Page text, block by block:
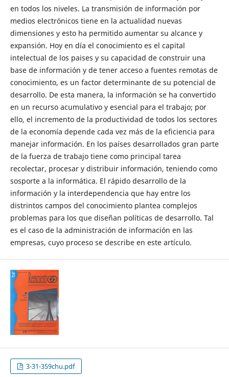
en todos los niveles. La transmisión de información por
medios electrónicos tiene en la actualidad nuevas
dimensiones y esto ha permitido aumentar su alcance y
expansión. Hoy en día el conocimiento es el capital
intelectual de los paises y su capacidad de construir una
base de información y de tener acceso a fuentes remotas de
conocimiento, es un factor determinante de su potencial de
desarrollo. De esta manera, la información se ha convertido
en un recurso acumulativo y esencial para el trabajo; por
ello, el incremento de la productividad de todos los sectores
de la economía depende cada vez más de la eficiencia para
manejar información. En los países desarrollados gran parte
de la fuerza de trabajo tiene como principal tarea
recolectar, procesar y distribuir información, teniendo como
sosporte a la informática. El rápido desarrollo de la
información y la interdependencia que hay entre los
distrintos campos del conocimiento plantea complejos
problemas para los que diseñan políticas de desarrollo. Tal
es el caso de la administración de información en las
empresas, cuyo proceso se describe en este artículo.
3-31-359chu.pdf